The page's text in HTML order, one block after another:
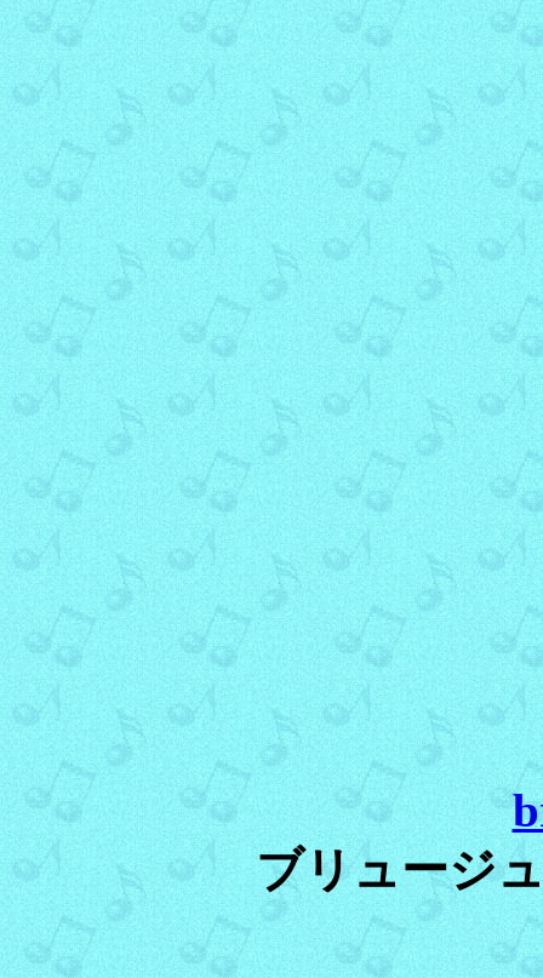
ブリュージ